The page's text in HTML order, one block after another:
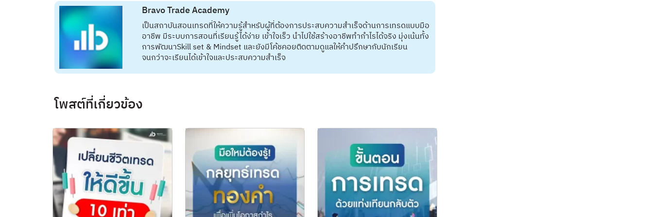
Bravo Trade Academy
เป็นสถาบันสอนเทรดที่ให้ความรู้สำหรับผู้ที่ต้องการประสบความสำเร็จด้านการเทรดแบบมือ
อาชีพ มีระบบการสอนที่เรียนรู้ได้ง่าย เข้าใจเร็ว นำไปใช้สร้างอาชีพทำกำไรได้จริง มุ่งเน้นทั้ง
การพัฒนาSkill set & Mindset และยังมีโค้ชคอยติดตามดูแลให้คำปรึกษากับนักเรียน
จนกว่าจะเรียนได้เข้าใจและประสบความสำเร็จ
โพสต์ที่เกี่ยวข้อง